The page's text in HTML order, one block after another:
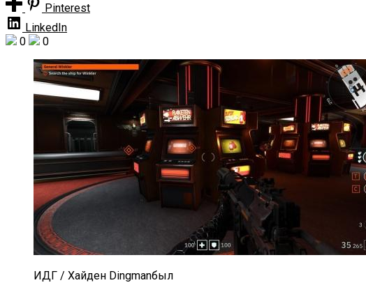
Pinterest
LinkedIn
0
0
ИДГ / Хайден Dingmanбыл